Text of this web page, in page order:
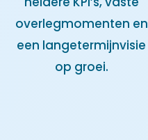
overlegmomenten en
een langetermijnvisie
op groei.